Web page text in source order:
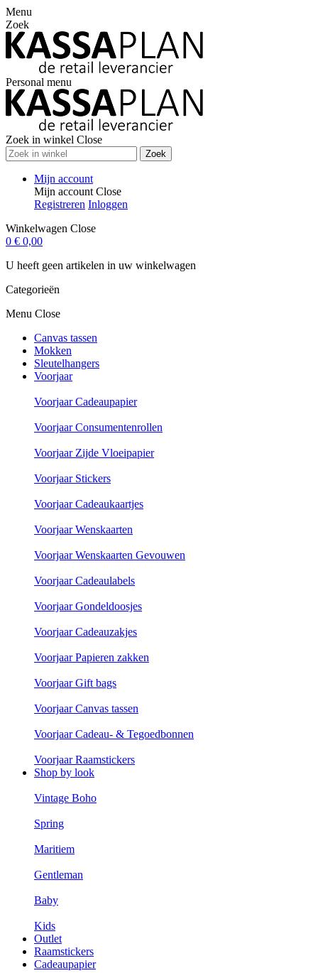
Menu
Zoek
Personal menu
Zoek in winkel Close
Zoek
Mijn account
Mijn account Close
Registreren Inloggen
Winkelwagen Close
0 € 0,00
U heeft geen artikelen in uw winkelwagen
Categorieën
Menu Close
Canvas tassen
Mokken
Sleutelhangers
Voorjaar
Voorjaar Cadeaupapier
Voorjaar Consumentenrollen
Voorjaar Zijde Vloeipapier
Voorjaar Stickers
Voorjaar Cadeaukaartjes
Voorjaar Wenskaarten
Voorjaar Wenskaarten Gevouwen
Voorjaar Cadeaulabels
Voorjaar Gondeldoosjes
Voorjaar Cadeauzakjes
Voorjaar Papieren zakken
Voorjaar Gift bags
Voorjaar Canvas tassen
Voorjaar Cadeau- & Tegoedbonnen
Voorjaar Raamstickers
Shop by look
Vintage Boho
Spring
Maritiem
Gentleman
Baby
Kids
Outlet
Raamstickers
Cadeaupapier